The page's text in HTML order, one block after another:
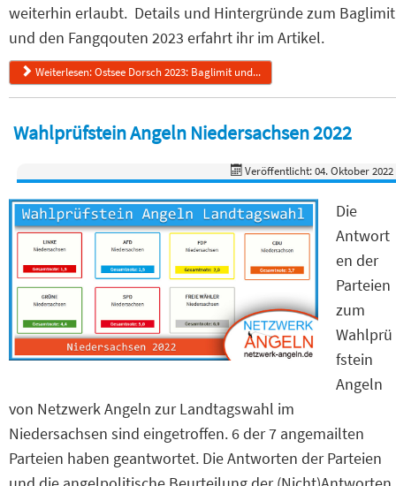
weiterhin erlaubt. Details und Hintergründe zum Baglimit
und den Fangqouten 2023 erfahrt ihr im Artikel.
Weiterlesen: Ostsee Dorsch 2023: Baglimit und...
Wahlprüfstein Angeln Niedersachsen 2022
Veröffentlicht: 04. Oktober 2022
Die
Antwort
en der
Parteien
zum
Wahlprü
fstein
Angeln
von Netzwerk Angeln zur Landtagswahl im
Niedersachsen sind eingetroffen. 6 der 7 angemailten
Parteien haben geantwortet. Die Antworten der Parteien